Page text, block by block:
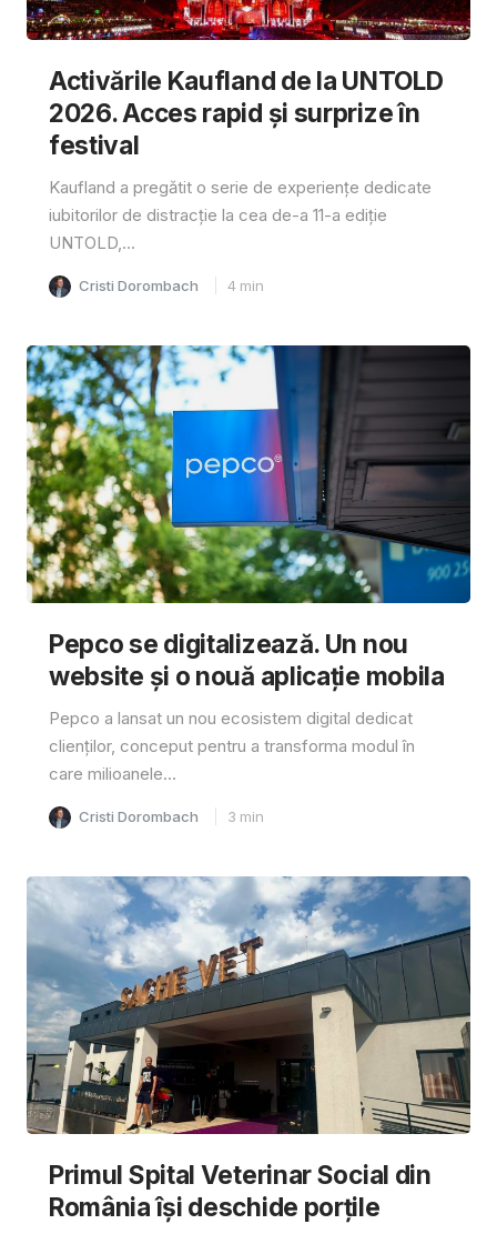
Activările Kaufland de la UNTOLD
2026. Acces rapid și surprize în
festival
Kaufland a pregătit o serie de experiențe dedicate
iubitorilor de distracție la cea de-a 11-a ediție
UNTOLD,...
Cristi Dorombach 4 min
Pepco se digitalizează. Un nou
website și o nouă aplicație mobila
Pepco a lansat un nou ecosistem digital dedicat
clienților, conceput pentru a transforma modul în
care milioanele...
Cristi Dorombach 3 min
Primul Spital Veterinar Social din
România își deschide porțile